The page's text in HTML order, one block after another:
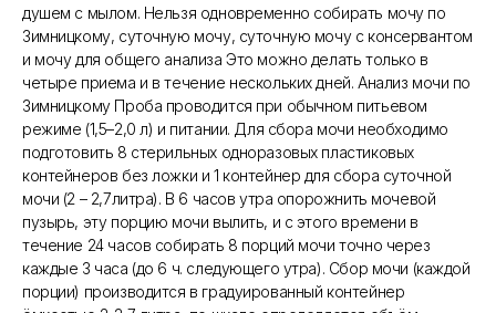
душем с мылом. Нельзя одновременно собирать мочу по
Зимницкому, суточную мочу, суточную мочу с консервантом
и мочу для общего анализа Это можно делать только в
четыре приема и в течение нескольких дней. Анализ мочи по
Зимницкому Проба проводится при обычном питьевом
режиме (1,5–2,0 л) и питании. Для сбора мочи необходимо
подготовить 8 стерильных одноразовых пластиковых
контейнеров без ложки и 1 контейнер для сбора суточной
мочи (2 – 2,7литра). В 6 часов утра опорожнить мочевой
пузырь, эту порцию мочи вылить, и с этого времени в
течение 24 часов собирать 8 порций мочи точно через
каждые 3 часа (до 6 ч. следующего утра). Сбор мочи (каждой
порции) производится в градуированный контейнер